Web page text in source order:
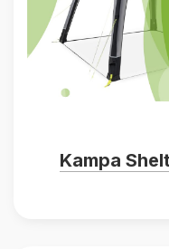
Kampa